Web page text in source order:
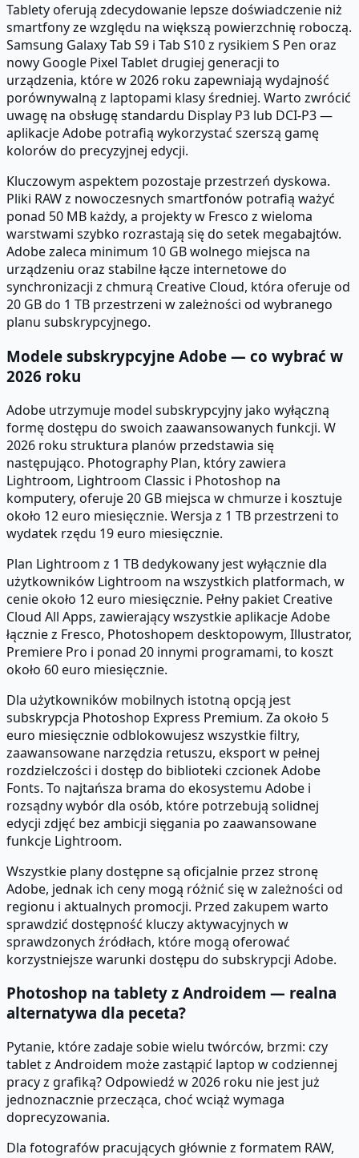
Tablety oferują zdecydowanie lepsze doświadczenie niż
smartfony ze względu na większą powierzchnię roboczą.
Samsung Galaxy Tab S9 i Tab S10 z rysikiem S Pen oraz
nowy Google Pixel Tablet drugiej generacji to
urządzenia, które w 2026 roku zapewniają wydajność
porównywalną z laptopami klasy średniej. Warto zwrócić
uwagę na obsługę standardu Display P3 lub DCI-P3 —
aplikacje Adobe potrafią wykorzystać szerszą gamę
kolorów do precyzyjnej edycji.
Kluczowym aspektem pozostaje przestrzeń dyskowa.
Pliki RAW z nowoczesnych smartfonów potrafią ważyć
ponad 50 MB każdy, a projekty w Fresco z wieloma
warstwami szybko rozrastają się do setek megabajtów.
Adobe zaleca minimum 10 GB wolnego miejsca na
urządzeniu oraz stabilne łącze internetowe do
synchronizacji z chmurą Creative Cloud, która oferuje od
20 GB do 1 TB przestrzeni w zależności od wybranego
planu subskrypcyjnego.
Modele subskrypcyjne Adobe — co wybrać w
2026 roku
Adobe utrzymuje model subskrypcyjny jako wyłączną
formę dostępu do swoich zaawansowanych funkcji. W
2026 roku struktura planów przedstawia się
następująco. Photography Plan, który zawiera
Lightroom, Lightroom Classic i Photoshop na
komputery, oferuje 20 GB miejsca w chmurze i kosztuje
około 12 euro miesięcznie. Wersja z 1 TB przestrzeni to
wydatek rzędu 19 euro miesięcznie.
Plan Lightroom z 1 TB dedykowany jest wyłącznie dla
użytkowników Lightroom na wszystkich platformach, w
cenie około 12 euro miesięcznie. Pełny pakiet Creative
Cloud All Apps, zawierający wszystkie aplikacje Adobe
łącznie z Fresco, Photoshopem desktopowym, Illustrator,
Premiere Pro i ponad 20 innymi programami, to koszt
około 60 euro miesięcznie.
Dla użytkowników mobilnych istotną opcją jest
subskrypcja Photoshop Express Premium. Za około 5
euro miesięcznie odblokowujesz wszystkie filtry,
zaawansowane narzędzia retuszu, eksport w pełnej
rozdzielczości i dostęp do biblioteki czcionek Adobe
Fonts. To najtańsza brama do ekosystemu Adobe i
rozsądny wybór dla osób, które potrzebują solidnej
edycji zdjęć bez ambicji sięgania po zaawansowane
funkcje Lightroom.
Wszystkie plany dostępne są oficjalnie przez stronę
Adobe, jednak ich ceny mogą różnić się w zależności od
regionu i aktualnych promocji. Przed zakupem warto
sprawdzić dostępność kluczy aktywacyjnych w
sprawdzonych źródłach, które mogą oferować
korzystniejsze warunki dostępu do subskrypcji Adobe.
Photoshop na tablety z Androidem — realna
alternatywa dla peceta?
Pytanie, które zadaje sobie wielu twórców, brzmi: czy
tablet z Androidem może zastąpić laptop w codziennej
pracy z grafiką? Odpowiedź w 2026 roku nie jest już
jednoznacznie przecząca, choć wciąż wymaga
doprecyzowania.
Dla fotografów pracujących głównie z formatem RAW,